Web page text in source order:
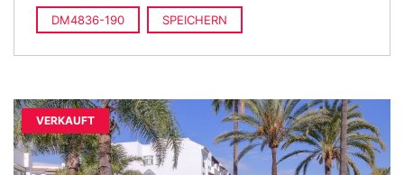
DM4836-190 SPEICHERN
VERKAUFT